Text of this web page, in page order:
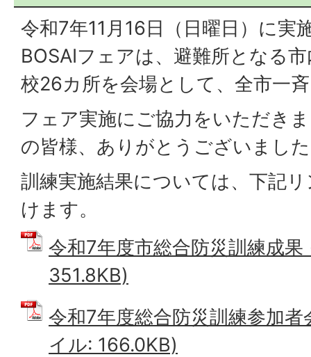
令和7年11月16日（日曜日）に実
BOSAIフェアは、避難所となる
校26カ所を会場として、全市一
フェア実施にご協力をいただき
の皆様、ありがとうございまし
訓練実施結果については、下記
けます。
令和7年度市総合防災訓練成
351.8KB)
令和7年度総合防災訓練参加
イル: 166.0KB)